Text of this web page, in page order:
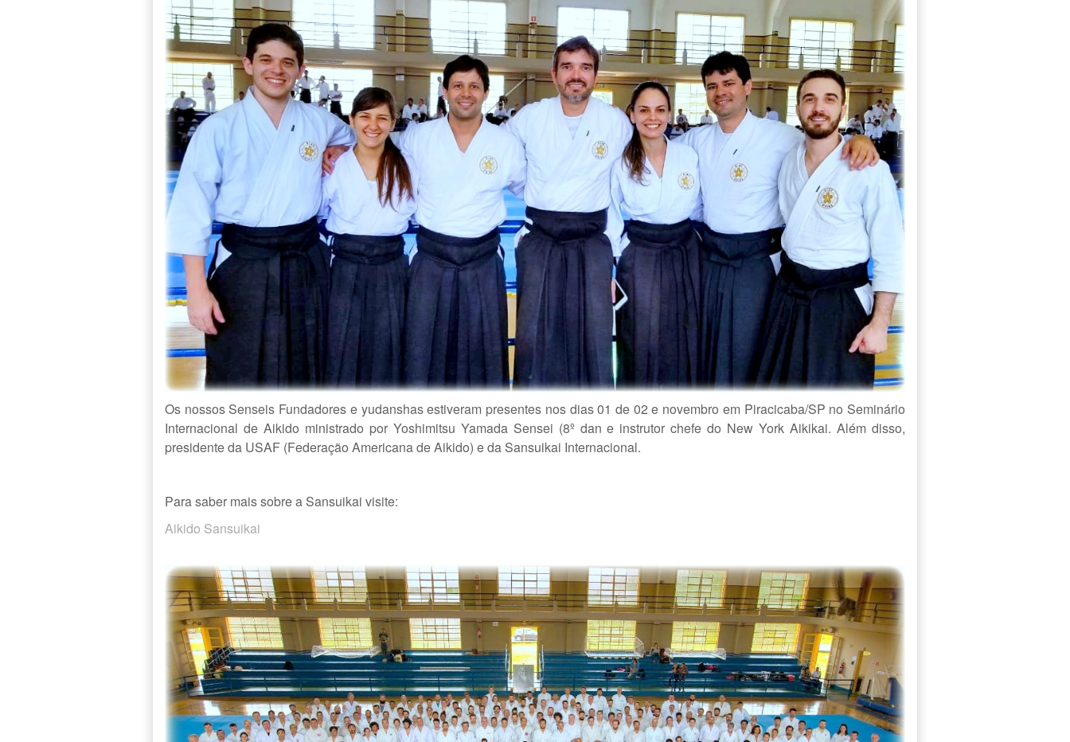
Os nossos Senseis Fundadores e yudanshas estiveram presentes nos dias 01 de 02 e novembro em Piracicaba/SP no Seminário
Internacional de Aikido ministrado por Yoshimitsu Yamada Sensei (8º dan e instrutor chefe do New York Aikikai. Além disso,
presidente da USAF (Federação Americana de Aikido) e da Sansuikai Internacional.
Para saber mais sobre a Sansuikai visite:
Aikido Sansuikai